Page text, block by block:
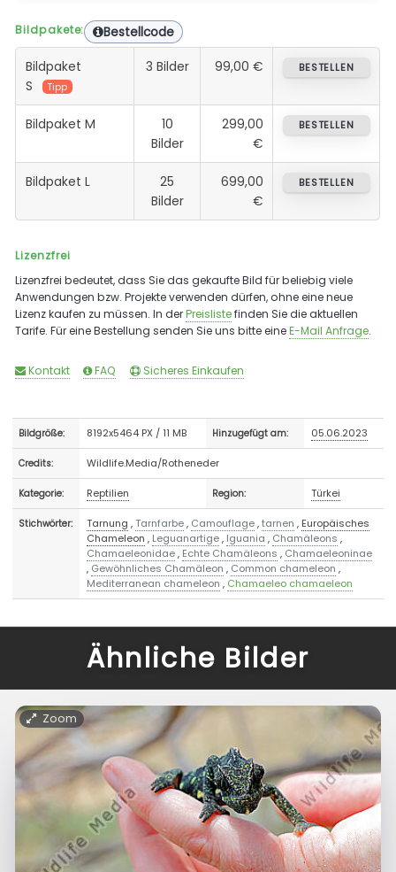
Bildpakete: Bestellcode
Bildpaket
S
Tipp
3 Bilder 99,00 € BESTELLEN
Bildpaket M
10
Bilder
299,00
€
BESTELLEN
Bildpaket L
25
Bilder
699,00
€
BESTELLEN
Lizenzfrei
Lizenzfrei bedeutet, dass Sie das gekaufte Bild für beliebig viele
Anwendungen bzw. Projekte verwenden dürfen, ohne eine neue
Lizenz kaufen zu müssen. In derPreislistefinden Sie die aktuellen
Tarife. Für eine Bestellung senden Sie uns bitte eineE-Mail Anfrage.
Kontakt FAQ Sicheres Einkaufen
Bildgröße: 8192x5464 PX / 11 MB Hinzugefügt am: 05.06.2023
Credits: Wildlife.Media/Rotheneder
Kategorie: Reptilien Region: Türkei
Stichwörter: Tarnung ,Tarnfarbe, Camouflage,tarnen , Europäisches
Chameleon , Leguanartige, Iguania , Chamäleons ,
Chamaeleonidae, Echte Chamäleons , Chamaeleoninae
, Gewöhnliches Chamäleon , Common chameleon ,
Mediterranean chameleon , Chamaeleo chamaeleon
Ähnliche Bilder
Zoom